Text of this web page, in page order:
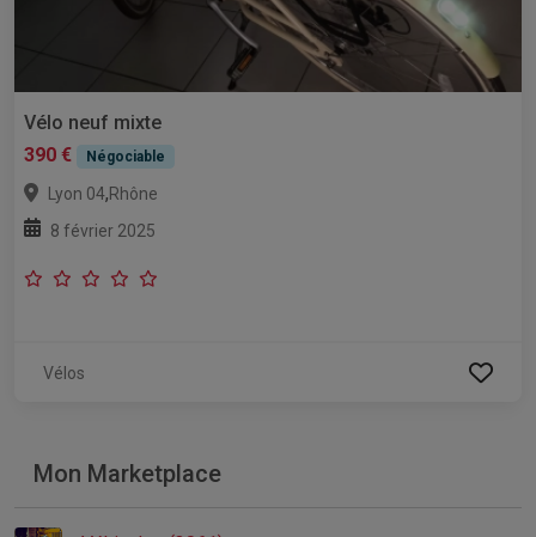
Vélo neuf mixte
390 €
Négociable
Lyon 04,Rhône
8 février 2025
Vélos
Mon Marketplace